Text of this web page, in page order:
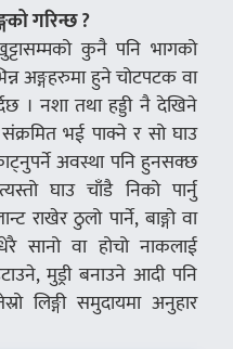
गरिन्छ ?
कुनै पनि भागको
अङ्गहरुमा हुने चोटपटक वा
। नशा तथा हड्डी नै देखिने
भई पाक्ने र सो घाउ
अवस्था पनि हुनसक्छ
घाउ चाँडै निको पार्नु
ठुलो पार्ने, बाङ्गो वा
सानो वा होचो नाकलाई
मुड्री बनाउने आदी पनि
लिङ्गी समुदायमा अनुहार